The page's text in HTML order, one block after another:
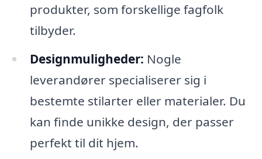
produkter, som forskellige fagfolk
tilbyder.
Designmuligheder: Nogle
leverandører specialiserer sig i
bestemte stilarter eller materialer. Du
kan finde unikke design, der passer
perfekt til dit hjem.